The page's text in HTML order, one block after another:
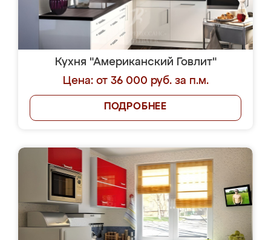
Кухня "Американский Говлит"
Цена: от 36 000 руб. за п.м.
ПОДРОБНЕЕ